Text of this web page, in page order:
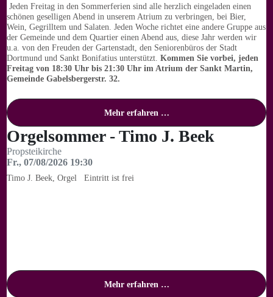
Jeden Freitag in den Sommerferien sind alle herzlich eingeladen einen
schönen geselligen Abend in unserem Atrium zu verbringen, bei Bier,
Wein, Gegrilltem und Salaten. Jeden Woche richtet eine andere Gruppe aus
der Gemeinde und dem Quartier einen Abend aus, diese Jahr werden wir
u.a. von den Freuden der Gartenstadt, den Seniorenbüros der Stadt
Dortmund und Sankt Bonifatius unterstützt. Kommen Sie vorbei, jeden
Freitag von 18:30 Uhr bis 21:30 Uhr im Atrium der Sankt Martin,
Gemeinde Gabelsbergerstr. 32.
Mehr erfahren …
Orgelsommer - Timo J. Beek
Propsteikirche
Fr., 07/08/2026 19:30
Timo J. Beek, Orgel Eintritt ist frei
Mehr erfahren …